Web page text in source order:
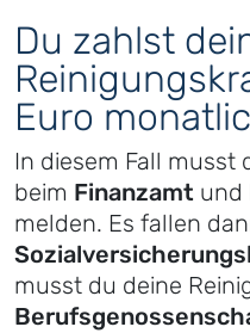
Du zahlst
Euro
In diesem Fall musst
beim Finanzamt und
melden. Es fallen
musst du deine